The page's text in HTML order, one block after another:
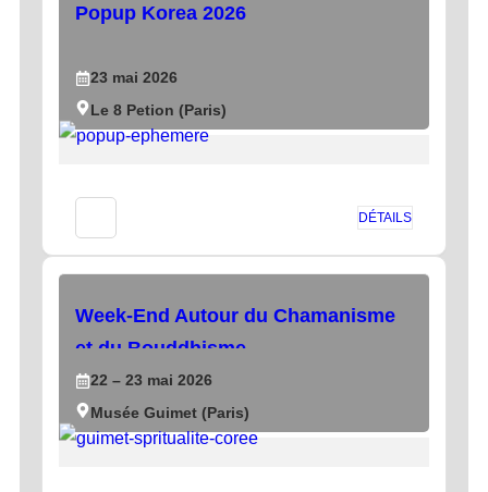
Popup Korea 2026
23 mai 2026
Le 8 Petion (Paris)
DÉTAILS
Week-End Autour du Chamanisme
et du Bouddhisme
22 – 23 mai 2026
Musée Guimet (Paris)